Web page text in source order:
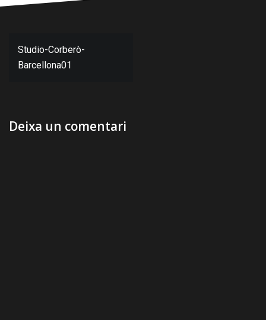
Navegació
d'entrades
Studio-Corberò-
Barcellona01
Deixa un comentari